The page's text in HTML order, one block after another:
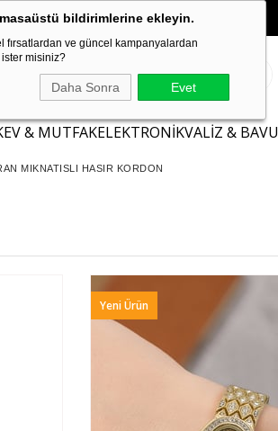
bildirimlerine ekleyin.
fırsatlardan ve güncel kampanyalardan
misiniz?
Daha Sonra Evet
EV & MUTFAKELEKTRONİKVALİZ &
MIKNATISLI HASIR KORDON
Yeni Ürün